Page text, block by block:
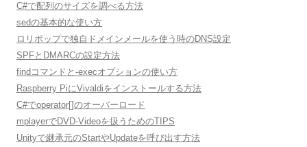
C#で配列のサイズを調べる方法
sedの基本的な使い方
ロリポップで独自ドメインメールを使う時のDNS設定
SPFとDMARCの設定方法
findコマンドと-execオプションの使い方
Raspberry PiにVivaldiをインストールする方法
C#でoperator[]のオーバーロード
mplayerでDVD-Videoを扱うためのTIPS
Unityで継承元のStartやUpdateを呼び出す方法